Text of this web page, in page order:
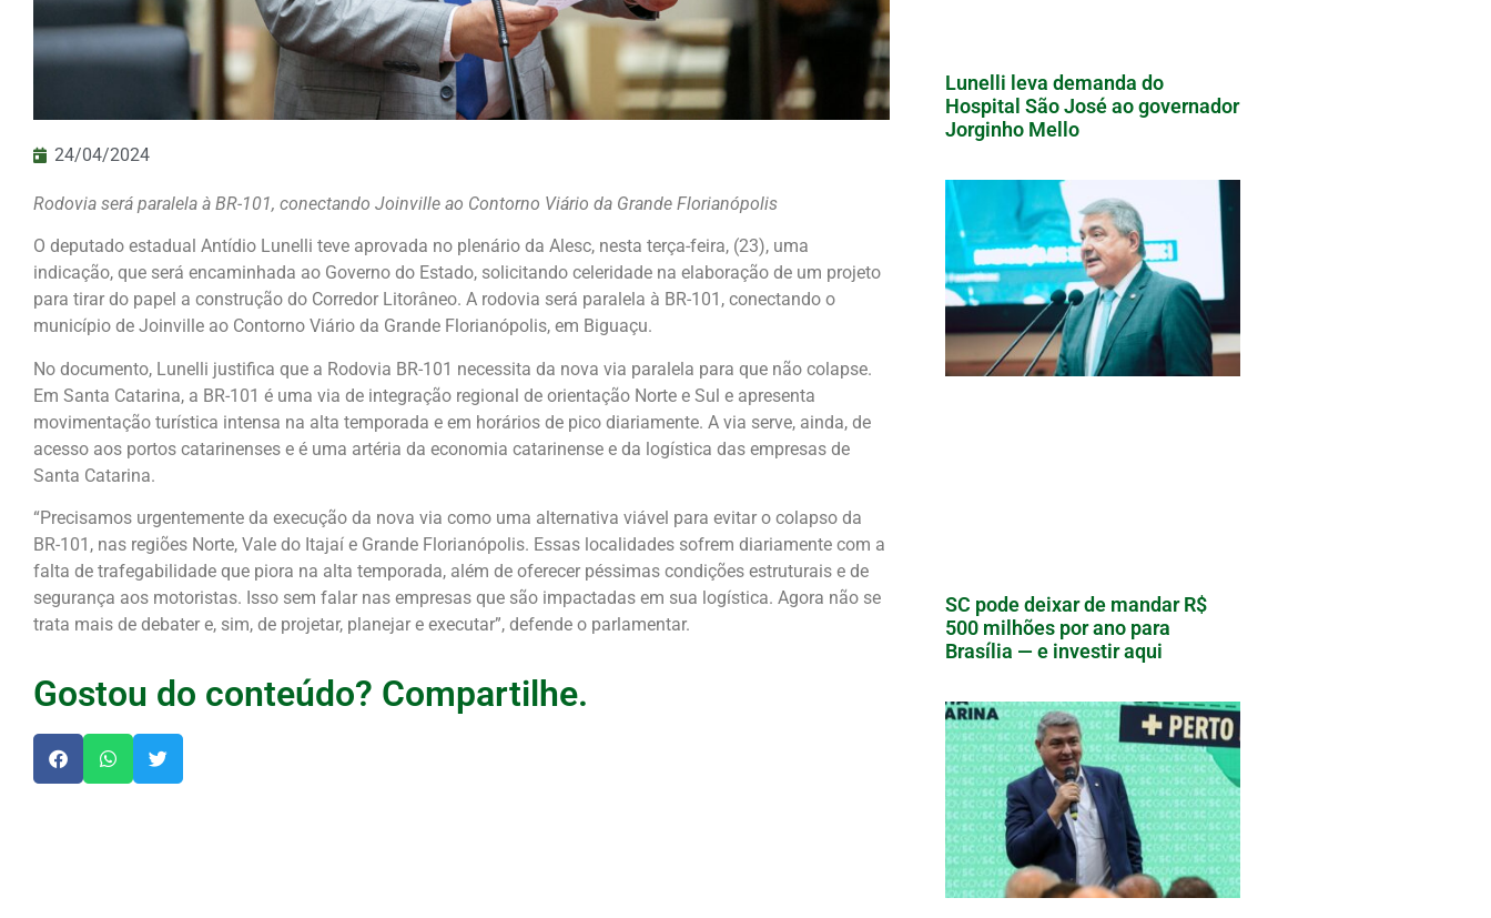
24/04/2024
Rodovia será paralela à BR-101, conectando Joinville ao Contorno Viário da Grande Florianópolis
O deputado estadual Antídio Lunelli teve aprovada no plenário da Alesc, nesta terça-feira, (23), uma
indicação, que será encaminhada ao Governo do Estado, solicitando celeridade na elaboração de um projeto
para tirar do papel a construção do Corredor Litorâneo. A rodovia será paralela à BR-101, conectando o
município de Joinville ao Contorno Viário da Grande Florianópolis, em Biguaçu.
No documento, Lunelli justifica que a Rodovia BR-101 necessita da nova via paralela para que não colapse.
Em Santa Catarina, a BR-101 é uma via de integração regional de orientação Norte e Sul e apresenta
movimentação turística intensa na alta temporada e em horários de pico diariamente. A via serve, ainda, de
acesso aos portos catarinenses e é uma artéria da economia catarinense e da logística das empresas de
Santa Catarina.
“Precisamos urgentemente da execução da nova via como uma alternativa viável para evitar o colapso da
BR-101, nas regiões Norte, Vale do Itajaí e Grande Florianópolis. Essas localidades sofrem diariamente com a
falta de trafegabilidade que piora na alta temporada, além de oferecer péssimas condições estruturais e de
segurança aos motoristas. Isso sem falar nas empresas que são impactadas em sua logística. Agora não se
trata mais de debater e, sim, de projetar, planejar e executar”, defende o parlamentar.
Gostou do conteúdo? Compartilhe.
Lunelli leva demanda do
Hospital São José ao governador
Jorginho Mello
SC pode deixar de mandar R$
500 milhões por ano para
Brasília — e investir aqui